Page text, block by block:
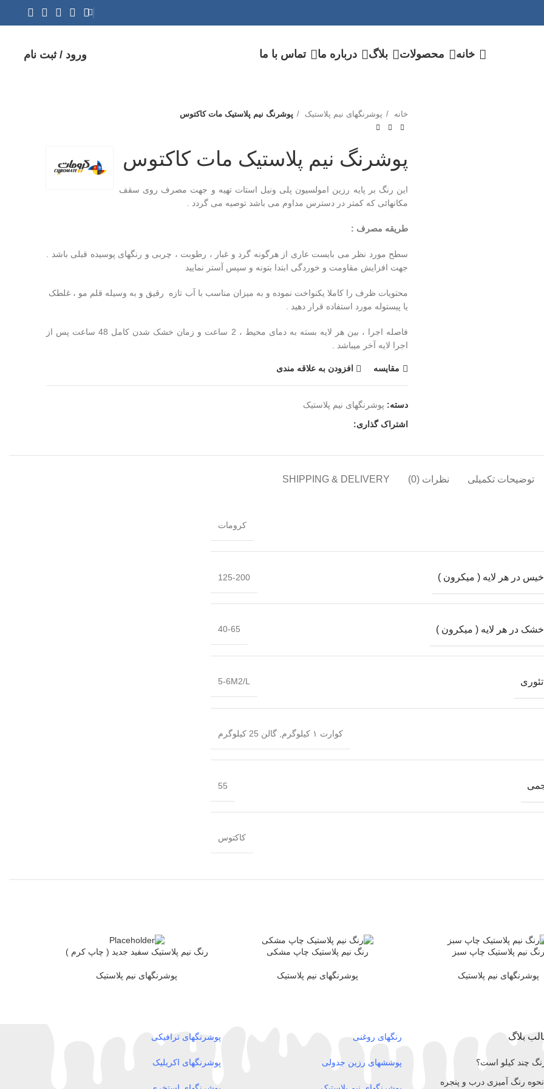
خانه محصولات بلاگ درباره ما تماس با ما ورود / ثبت نام
خانه پوشرنگهای نیم پلاستیک پوشرنگ نیم پلاستیک مات کاکتوس
پوشرنگ نیم پلاستیک مات کاکتوس
این رنگ بر پایه رزین امولسیون پلی ونیل استات تهیه و جهت مصرف روی سقف
مکانهائی که کمتر در دسترس مداوم می باشد توصیه می گردد .
طریقه مصرف :
سطح مورد نظر می بایست عاری از هرگونه گرد و غبار ، رطوبت ، چربی و رنگهای پوسیده قبلی باشد .
جهت افزایش مقاومت و خوردگی ابتدا بتونه و سپس آستر نمایید
محتویات ظرف را کاملا یکنواخت نموده و به میزان مناسب با آب تازه رقیق و به وسیله قلم مو ، غلطک
یا پیستوله مورد استفاده قرار دهید .
فاصله اجرا ، بین هر لایه بسته به دمای محیط ، 2 ساعت و زمان خشک شدن کامل 48 ساعت پس از
اجرا لایه آخر میباشد .
مقايسه افزودن به علاقه مندی
دسته: پوشرنگهای نیم پلاستیک
اشتراک گذاری:
توضیحات تکمیلی نظرات (0) SHIPPING & DELIVERY
کرومات
در هر لایه ( میکرون ) 125-200
در هر لایه ( میکرون ) 40-65
5-6M2/L
کوارت ۱ کیلوگرم, گالن 25 کیلوگرم
55
کاکتوس
رنگ نیم پلاستیک چاپ سبز
پوشرنگهای نیم پلاستیک
اطلاعات بیشتررنگ نیم پلاستیک چاپ مشکی
پوشرنگهای نیم پلاستیک
اطلاعات بیشتر
رنگ نیم پلاستیک سفید جدید ( چاپ کرم )
پوشرنگهای نیم پلاستیک
بلاگ
چند کیلو است؟
رنگ آمیزی درب و پنجره
رنگهای روغنی
پوششهای رزین جدولی
پوشرنگهای ترافیکی
پوشرنگهای اکریلیک